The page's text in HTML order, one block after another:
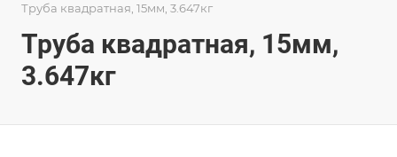
Труба квадратная, 15мм, 3.647кг
Труба квадратная, 15мм,
3.647кг